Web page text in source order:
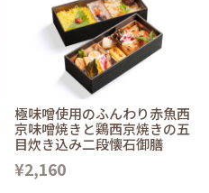
極味噌使用のふんわり赤魚西
京味噌焼きと鶏西京焼きの五
目炊き込み二段懐石御膳
¥2,160